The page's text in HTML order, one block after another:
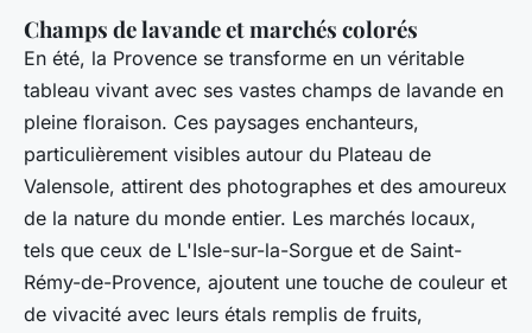
Champs de lavande et marchés colorés
En été, la Provence se transforme en un véritable
tableau vivant avec ses vastes champs de lavande en
pleine floraison. Ces paysages enchanteurs,
particulièrement visibles autour du Plateau de
Valensole, attirent des photographes et des amoureux
de la nature du monde entier. Les marchés locaux,
tels que ceux de L'Isle-sur-la-Sorgue et de Saint-
Rémy-de-Provence, ajoutent une touche de couleur et
de vivacité avec leurs étals remplis de fruits,